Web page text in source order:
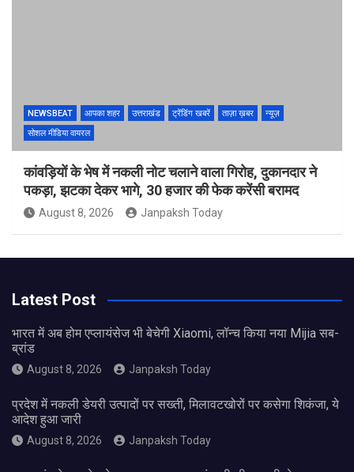
NEWSBEAT आपका शहर उत्तराखंड ट्रेंडिंग खबरें ताज़ा ख़बर
न्यूज़
सोशल मीडिया वायरल
कांवड़ियों के भेष में नकली नोट चलाने वाला गिरोह, दुकानदार ने
पकड़ा, झटका देकर भागे, 30 हजार की फेक करेंसी बरामद
August 8, 2026 Janpaksh Today
Latest Post
भारत में अब होम एप्लायंसेज भी बेचेगी Xiaomi, लॉन्च किया नया Mijia सब-
ब्रांड
August 8, 2026 Janpaksh Today
प्रदेश में नकली डेयरी उत्पादों पर सख्ती, मिलावटखोरों पर कसेगा शिकंजा, ये
आदेश हुआ जारी
August 8, 2026 Janpaksh Today